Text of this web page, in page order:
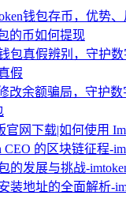
钱包存币，优势
的币如何提现
包真假辨别，守护
假
改余额骗局，守护数
官网下载|如何使用
CEO 的区块链征程-
的发展与挑战-
装地址的全面解析-